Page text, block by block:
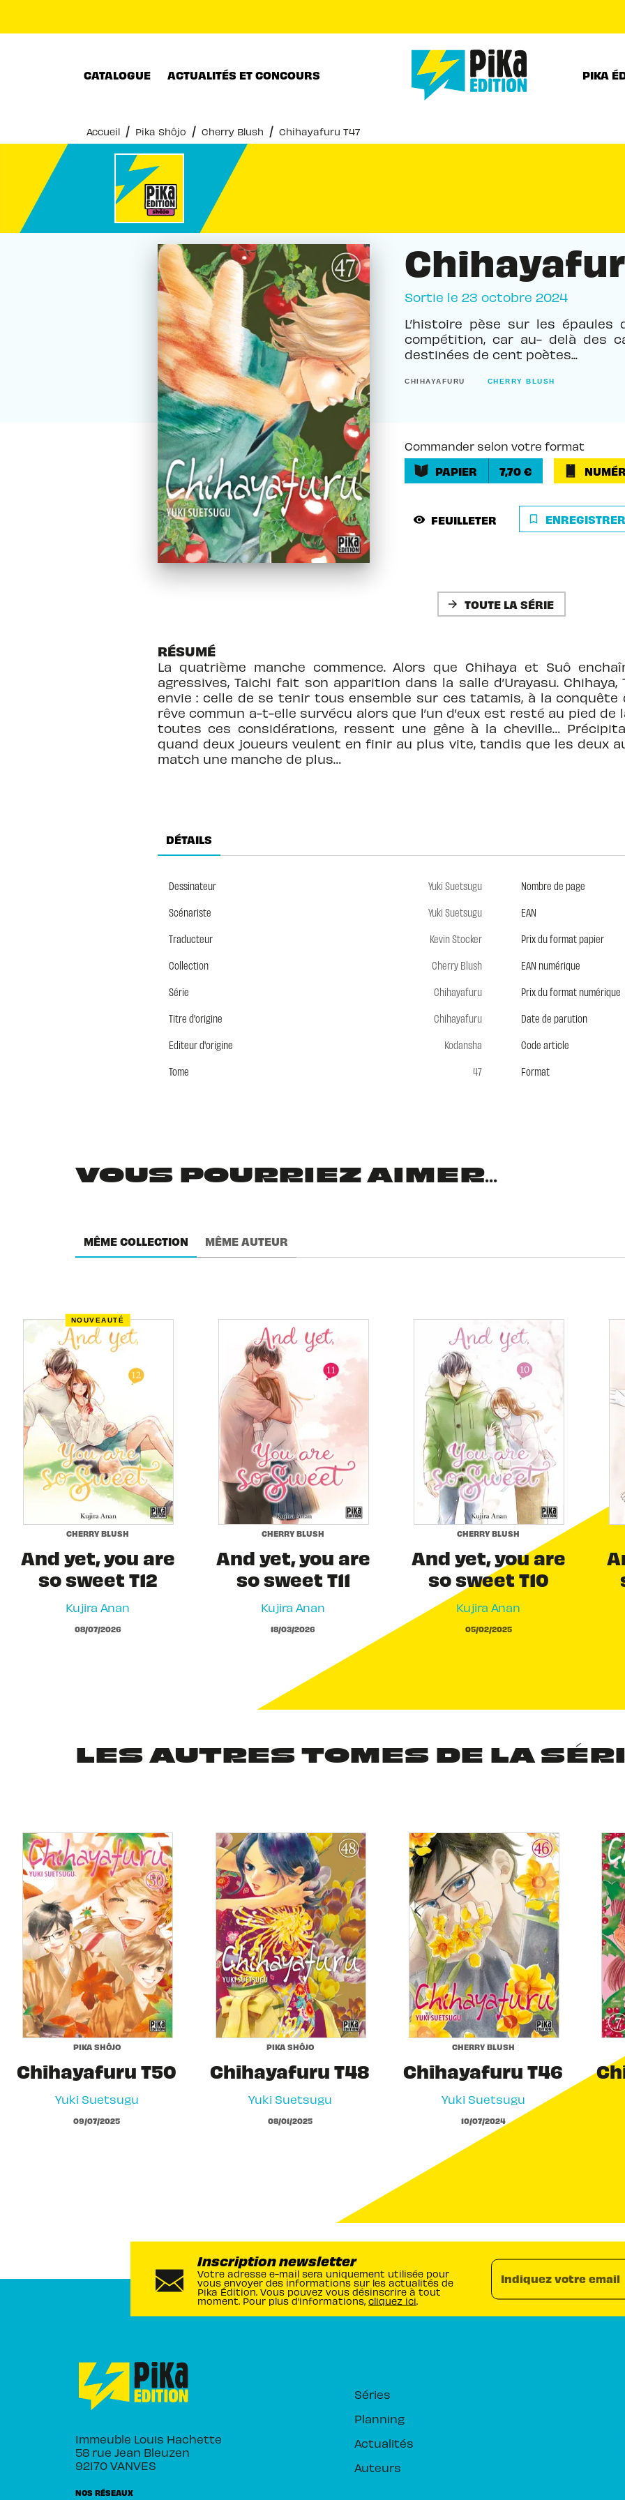
CATALOGUE ACTUALITÉS ET CONCOURS PIKA
Accueil / Pika Shôjo / Cherry Blush / Chihayafuru T47
Sortie le 23 octobre 2024
L’histoire pèse sur les
compétition, car au- delà des
destinées de cent poètes...
CHIHAYAFURU CHERRY BLUSH
Commander selon votre format
PAPIER
7,70 €
visibility FEUILLETER bookmark_border ENREGISTRER
arrow_forward TOUTE LA SÉRIE
RÉSUMÉ
La quatrième manche commence. Alors que Chihaya et Suô
agressives, Taichi fait son apparition dans la salle d’Urayasu.
envie : celle de se tenir tous ensemble sur ces tatamis, à la
rêve commun a-t-elle survécu alors que l’un d’eux est resté au pied de
toutes ces considérations, ressent une gêne à la cheville…
quand deux joueurs veulent en finir au plus vite, tandis que les deux
match une manche de plus…
DÉTAILS
Dessinateur
Yuki Suetsugu
Scénariste
Yuki Suetsugu
Traducteur
Kevin Stocker
Collection
Cherry Blush
Série
Chihayafuru
Titre d'origine
Chihayafuru
Editeur d'origine
Kodansha
Tome
47
Nombre de page
EAN
Prix du format papier
EAN numérique
Prix du format numérique
Date de parution
Code article
Format
VOUS POURRIEZ AIMER...
MÊME COLLECTION MÊME AUTEUR
NOUVEAUTÉ
CHERRY BLUSH
And yet, you are
so sweet T12
Kujira Anan
08/07/2026
CHERRY BLUSH
And yet, you are
so sweet T11
Kujira Anan
18/03/2026
CHERRY BLUSH
And yet, you are
so sweet T10
Kujira Anan
05/02/2025
LES AUTRES TOMES DE LA
PIKA SHÔJO
Chihayafuru T50
Yuki Suetsugu
09/07/2025
PIKA SHÔJO
Chihayafuru T48
Yuki Suetsugu
08/01/2025
CHERRY BLUSH
Chihayafuru T46
Yuki Suetsugu
10/07/2024
Inscription newsletter
Votre adresse e-mail sera uniquement utilisée pour
vous envoyer des informations sur les actualités de
Pika Édition. Vous pouvez vous désinscrire à tout
moment. Pour plus d’informations, cliquez ici.
Indiquez votre email
Immeuble Louis Hachette
58 rue Jean Bleuzen
92170 VANVES
NOS RÉSEAUX
Séries
Planning
Actualités
Auteurs